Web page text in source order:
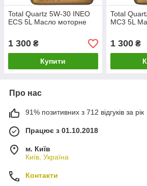
Total Quartz 5W-30 INEO
ECS 5L Масло моторне
1 300 ₴
Купити
Total
MC3 5L
1 300₴
Про нас
91% позитивних з 712 відгуків за рік
Працює з 01.10.2018
м. Київ
Київ, Україна
Контакти